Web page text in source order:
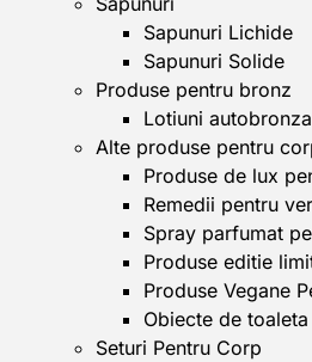
Sapunuri Lichide
Sapunuri Solide
Produse pentru bronz
Lotiuni
Alte produse pentru
Produse de lux
Remedii pentru
Spray parfumat
Produse editie
Produse Vegane
Obiecte de
Seturi Pentru Corp